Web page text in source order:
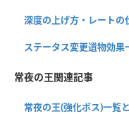
深度の上げ方・レートの
ステータス変更遺物効果
常夜の王関連記事
常夜の王(強化ボス)一覧